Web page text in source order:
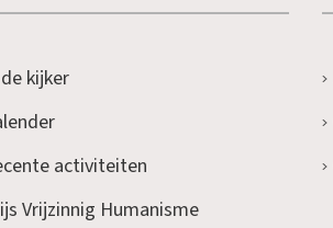
kijker
activiteiten
Vrijzinnig Humanisme